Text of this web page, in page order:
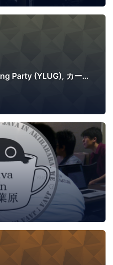
Kernel Code Reading Party (YLUG), カーネル読書会